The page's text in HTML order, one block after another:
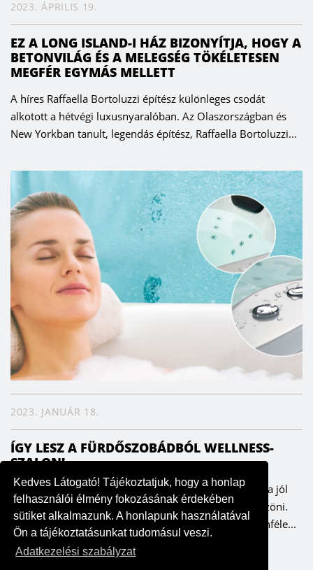
Kedves Látogató! Tájékoztatjuk, hogy a honlap
felhasználói élmény fokozásának érdekében
sütiket alkalmazunk. A honlapunk használatával
Ön a tájékoztatásunkat tudomásul veszi.
Adatkezelési szabályzat
2023. ÁPRILIS 19.
EZ A LONG ISLAND-I HÁZ BIZONYÍTJA, HOGY A
BETONVILÁG ÉS A MELEGSÉG TÖKÉLETESEN
MEGFÉR EGYMÁS MELLETT
A híres Raffaella Bortoluzzi építész különleges csodát
alkotott a hétvégi luxusnyaralóban. Az Olaszországban és
New Yorkban tanult, legendás építész, Raffaella Bortoluzzi...
2023. JANUÁR 18.
ÍGY LESZ A FÜRDŐSZOBÁDBÓL WELLNESS-
SZALON!
Minden nap tökéletes masszázsélményt kaphatunk, ha jól
választunk – ezt pedig a testünk és lelkünk is megköszöni.
Már az ókori Rómában nagy hagyománya volt a különféle...